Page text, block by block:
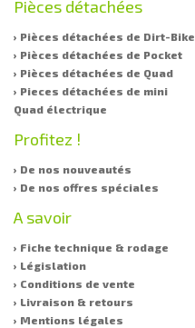
Pièces détachées
› Pièces détachées de Dirt-Bike
› Pièces détachées de Pocket
› Pièces détachées de Quad
› Pieces détachées de mini
Quad électrique
Profitez !
› De nos nouveautés
› De nos offres spéciales
A savoir
› Fiche technique & rodage
› Législation
› Conditions de vente
› Livraison & retours
› Mentions légales